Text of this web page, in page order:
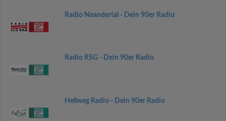
Radio Neandertal - Dein 90er Radio
Radio RSG - Dein 90er Radio
Hellweg Radio - Dein 90er Radio